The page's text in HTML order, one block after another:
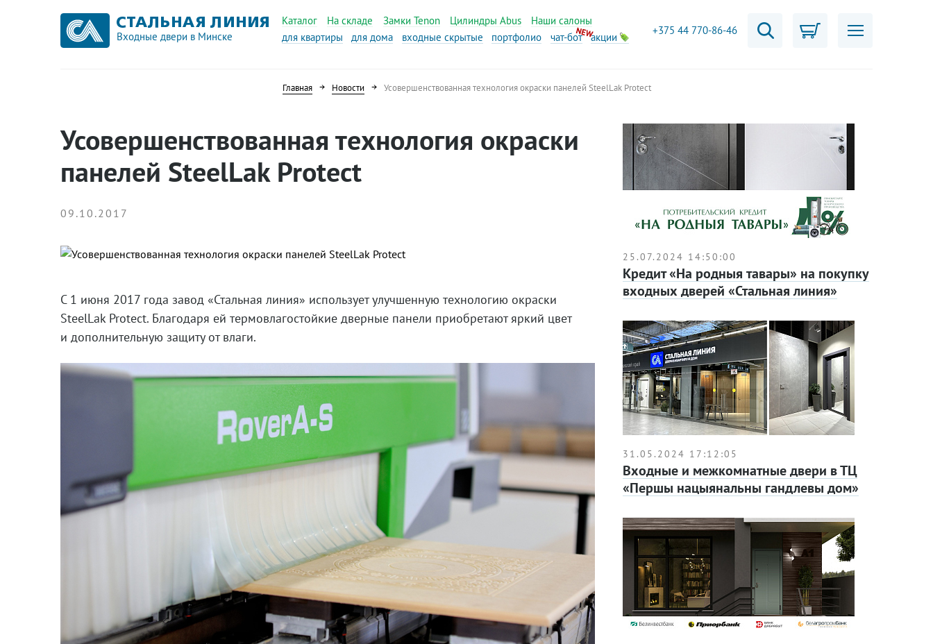
Входные двери в Минске
Каталог На складе Замки Tenon Цилиндры Abus
Наши салоны
для квартиры
для дома входные скрытые портфолио чат-бот акции
+375 44 770-86-46
Главная Новости Усовершенствованная технология окраски панелей SteelLak Protect
Усовершенствованная технология окраски
панелей SteelLak Protect
09.10.2017
С 1 июня 2017 года завод «Стальная линия» использует улучшенную технологию окраски
SteelLak Protect. Благодаря ей термовлагостойкие дверные панели приобретают яркий цвет
и дополнительную защиту от влаги.
25.07.2024 14:50:00
Кредит «На родныя тавары» на покупку
входных дверей «Стальная линия»
31.05.2024 17:12:05
Входные и межкомнатные двери в ТЦ
«Першы нацыянальны гандлевы дом»